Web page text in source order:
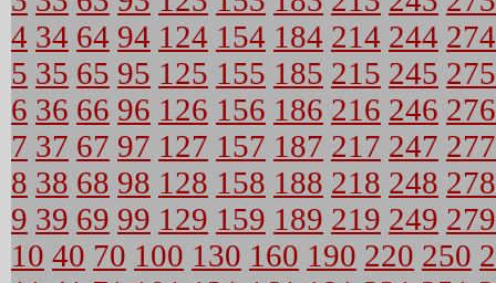
4 34 64 94 124 154 184 214 244 274
5 35 65 95 125 155 185 215 245 275
6 36 66 96 126 156 186 216 246 276
7 37 67 97 127 157 187 217 247 277
8 38 68 98 128 158 188 218 248 278
9 39 69 99 129 159 189 219 249 279
10 40 70 100 130 160 190 220 250